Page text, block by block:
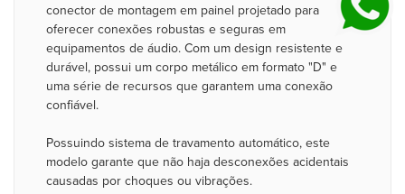
conector de montagem em painel projetado para
oferecer conexões robustas e seguras em
equipamentos de áudio. Com um design resistente e
durável, possui um corpo metálico em formato "D" e
uma série de recursos que garantem uma conexão
confiável.
Possuindo sistema de travamento automático, este
modelo garante que não haja desconexões acidentais
causadas por choques ou vibrações.